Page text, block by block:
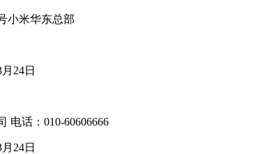
小米华东总部
24日
电话：010-60606666
24日